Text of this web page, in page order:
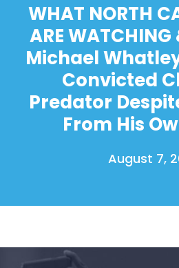
Shop
WHAT NORTH
ARE WATCHING
Michael
Convicted
Predator
From His
August 7,